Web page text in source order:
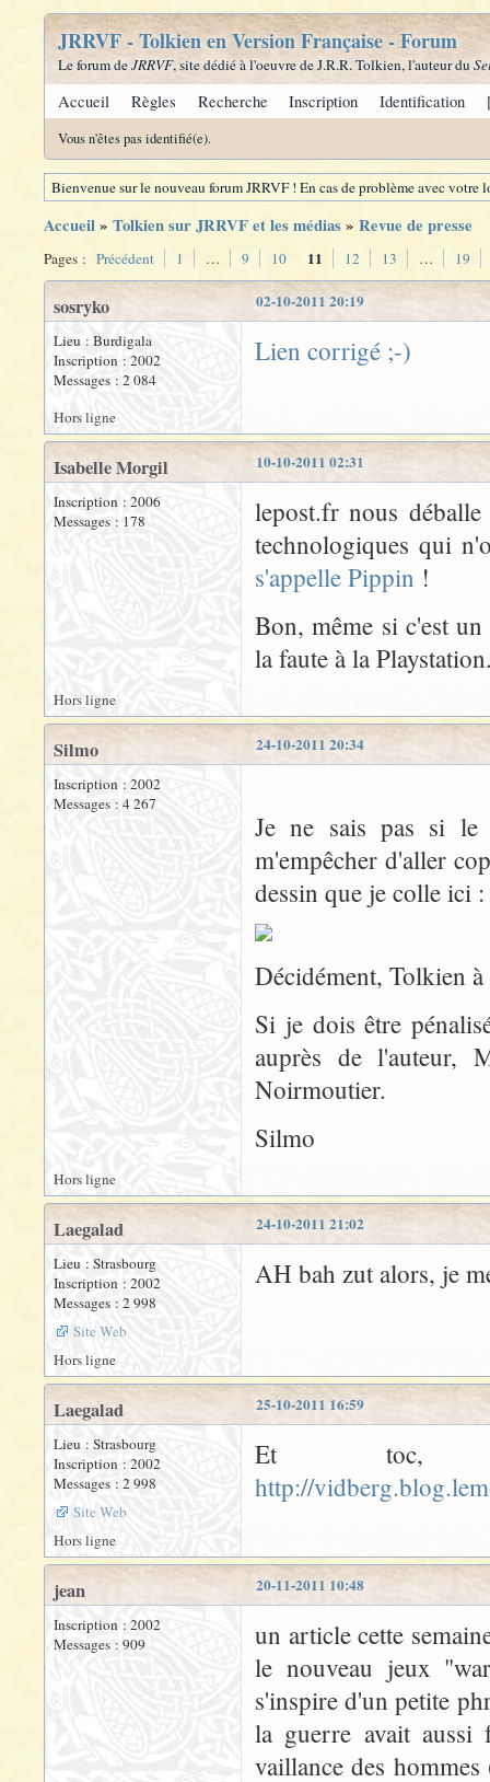
JRRVF - Tolkien en Version Française - Forum
Le forum deJRRVF, site dédié à l'oeuvre de J.R.R. Tolkien, l'auteur du
Accueil Règles Recherche Inscription Identification
Vous n'êtes pas identifié(e).
Bienvenue sur le nouveau forum JRRVF ! En cas de problème avec
Accueil» Tolkien sur JRRVF et les médias» Revue de presse
Pages : Précédent 1 … 9 10 11 12 13 … 19
02-10-2011 20:19
sosryko
Lieu : Burdigala
Inscription : 2002
Messages : 2 084
Lien corrigé ;-)
Hors ligne
10-10-2011 02:31
Isabelle Morgil
Inscription : 2006
Messages : 178
lepost.fr nous
technologiques qui
s'appelle Pippin !
Bon, même si c'est
la faute à la
Hors ligne
24-10-2011 20:34
Silmo
Inscription : 2002
Messages : 4 267
Je ne sais pas si le
m'empêcher d'aller
dessin que je colle ici :
Décidément, Tolkien
Si je dois être
auprès de l'auteur,
Noirmoutier.
Silmo
Hors ligne
24-10-2011 21:02
Laegalad
Lieu : Strasbourg
Inscription : 2002
Messages : 2 998
Site Web
AH bah zut alors, je
Hors ligne
25-10-2011 16:59
Laegalad
Lieu : Strasbourg
Inscription : 2002
Messages : 2 998
Site Web
Et toc,
http://
Hors ligne
20-11-2011 10:48
jean
Inscription : 2002
Messages : 909
un article cette
le nouveau jeux
s'inspire d'un petite
la guerre avait
vaillance des